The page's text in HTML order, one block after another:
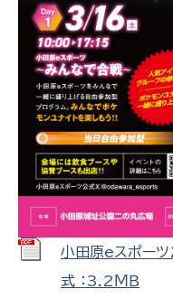
小田原eスポー
式 ：3.2ＭＢ